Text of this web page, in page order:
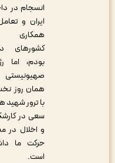
انسجام در داخل
ایران و تعامل و
همکاری با
کشورهای دیگر
بودم، اما رژیم
صهیونیستی از
همان روز نخست
با ترور شهید هنیه
سعی در کارشکنی
و اخلال در مسیر
حرکت ما داشته